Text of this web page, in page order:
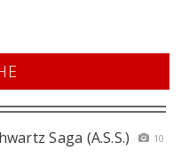
Saga (A.S.S.)
10